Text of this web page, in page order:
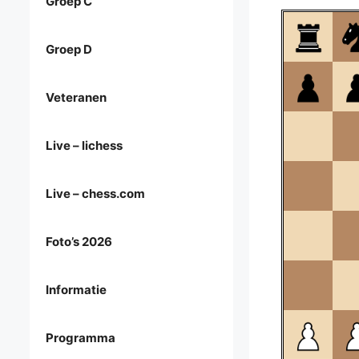
Groep D
Veteranen
Live – lichess
Live – chess.com
Foto’s 2026
Informatie
Programma